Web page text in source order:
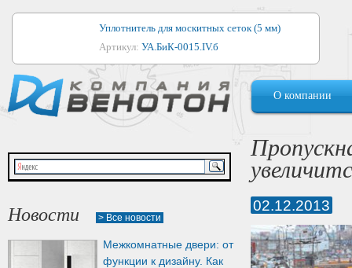
Уплотнитель для москитных сеток (5 мм)
Артикул: УА.БиК-0015.IV.б
Уплотнитель для алюминиевых окон
Артикул:1044
Уплотнитель для деревянных окон
Артикул:УМ.БиК-0062.IV.б
Уплотнитель лоджиевый для (4, 5, 6 мм)
Уплотнитель для деревянных дверей
Артикул:
О компании
Новости > Все новости
Межкомнатные двери: от
функции к дизайну. Как
02.12.2013